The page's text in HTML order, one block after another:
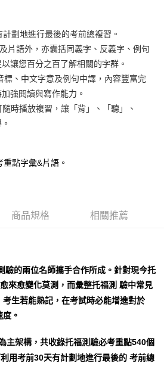
劃地進行最後的考前總複習。
片語外，亦囊括同義字、反義字、例句
讓您百分之百了解相關的字群。
標、中文字意及例句中譯，內容豐富完
強閱讀與寫作能力。
時播放複習，讓「背」、「聽」、
點字彙&片語。
商品規格 相關推薦
的兩位名師攜手合作所成。針對現今托
來愈變化莫測，而彙整托福測 驗中常見
考生若能熟記，在考試時必能增進對於
。
架構，共收錄托福測驗必考重點540個
用考前30天有計劃地進行最後的 考前總